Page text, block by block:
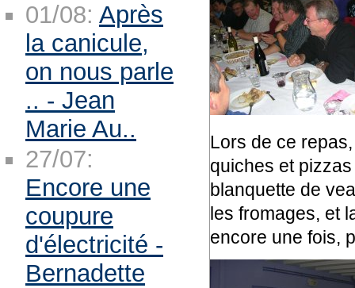
Lors de ce
quiches et
blanquette de
les fromages, et
encore une fois,
01/08: Après
la canicule,
on nous parle
.. - Jean
Marie Au..
27/07:
Encore une
coupure
d'électricité -
Bernadette